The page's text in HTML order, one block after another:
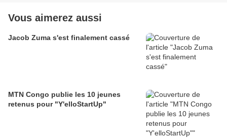
Vous aimerez aussi
Jacob Zuma s'est finalement cassé
MTN Congo publie les 10 jeunes
retenus pour "Y'elloStartUp"